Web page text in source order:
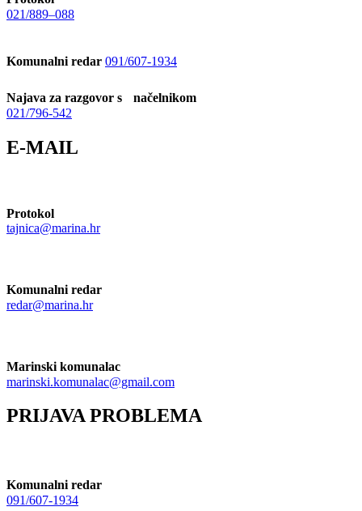
021/889–088
Komunalni redar 091/607-1934
Najava za razgovor s načelnikom
021/796-542
E-MAIL
Protokol
tajnica@marina.hr
Komunalni redar
redar@marina.hr
Marinski komunalac
marinski.komunalac@gmail.com
PRIJAVA PROBLEMA
Komunalni redar
091/607-1934